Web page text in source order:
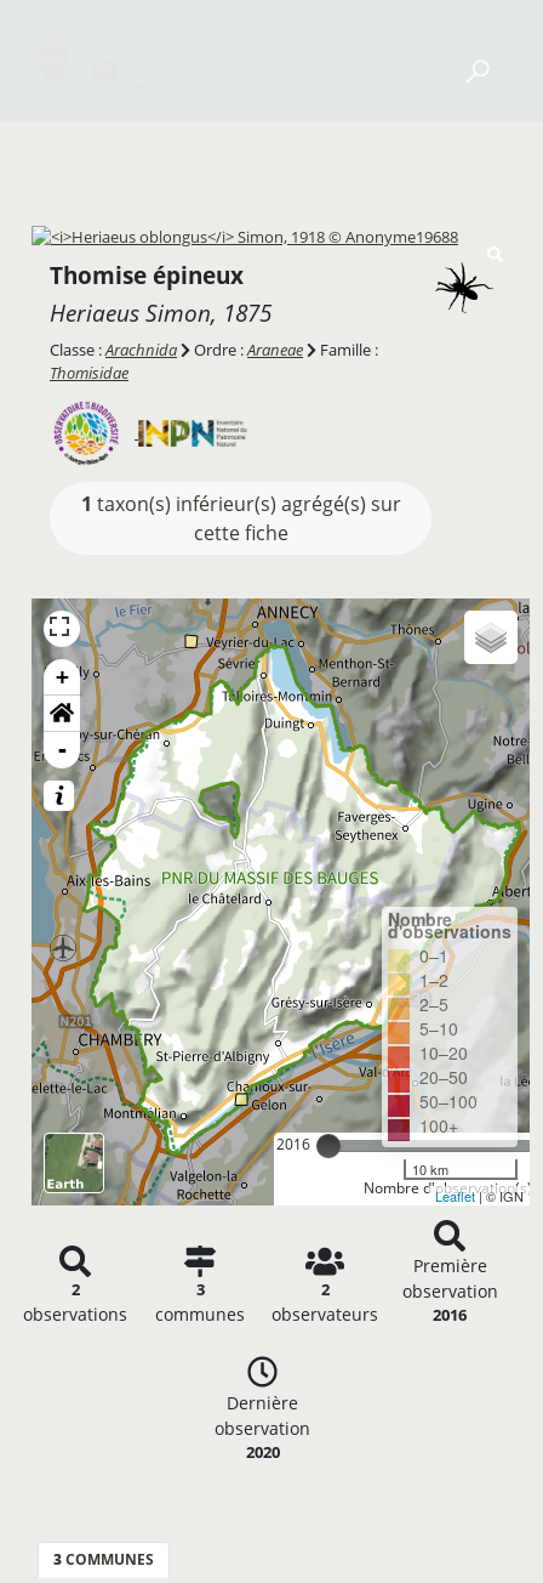
Thomise épineux
HeriaeusSimon, 1875
Classe :Arachnida Ordre :Araneae
Famille :
Thomisidae
1 taxon(s) inférieur(s) agrégé(s) sur
cette fiche
+
-
2016
Nombre d'observation(s):
Nombre
d'observations
0–1
1–2
2–5
5–10
10–20
20–50
50–100
100+
10 km
Leaflet| © IGN
2
observations
3
communes
2
observateurs
Première
observation
2016
Dernière
observation
2020
3COMMUNES